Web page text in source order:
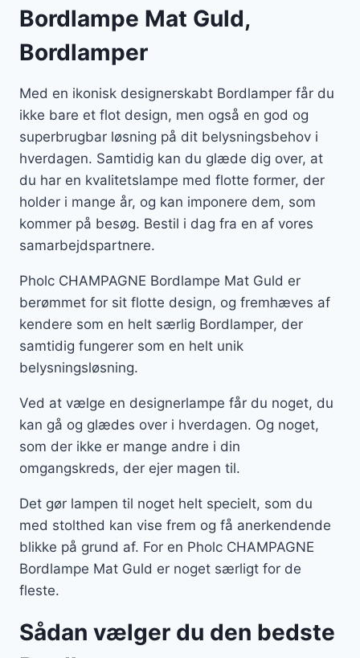
Bordlampe Mat Guld,
Bordlamper
Med en ikonisk designerskabt Bordlamper får du
ikke bare et flot design, men også en god og
superbrugbar løsning på dit belysningsbehov i
hverdagen. Samtidig kan du glæde dig over, at
du har en kvalitetslampe med flotte former, der
holder i mange år, og kan imponere dem, som
kommer på besøg. Bestil i dag fra en af vores
samarbejdspartnere.
Pholc CHAMPAGNE Bordlampe Mat Guld er
berømmet for sit flotte design, og fremhæves af
kendere som en helt særlig Bordlamper, der
samtidig fungerer som en helt unik
belysningsløsning.
Ved at vælge en designerlampe får du noget, du
kan gå og glædes over i hverdagen. Og noget,
som der ikke er mange andre i din
omgangskreds, der ejer magen til.
Det gør lampen til noget helt specielt, som du
med stolthed kan vise frem og få anerkendende
blikke på grund af. For en Pholc CHAMPAGNE
Bordlampe Mat Guld er noget særligt for de
fleste.
Sådan vælger du den bedste